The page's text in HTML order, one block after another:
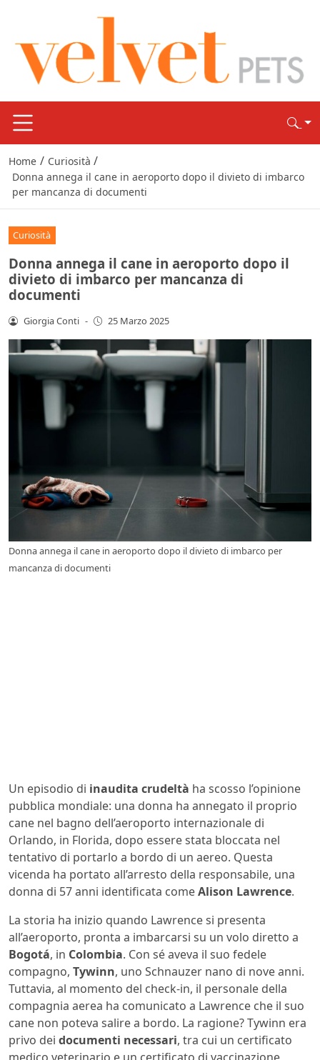
Home / Curiosità /
Donna annega il cane in aeroporto dopo il divieto di imbarco
per mancanza di documenti
Curiosità
Donna annega il cane in aeroporto dopo il
divieto di imbarco per mancanza di
documenti
Giorgia Conti - 25 Marzo 2025
Donna annega il cane in aeroporto dopo il divieto di imbarco per
mancanza di documenti
Un episodio di inaudita crudeltà ha scosso l’opinione
pubblica mondiale: una donna ha annegato il proprio
cane nel bagno dell’aeroporto internazionale di
Orlando, in Florida, dopo essere stata bloccata nel
tentativo di portarlo a bordo di un aereo. Questa
vicenda ha portato all’arresto della responsabile, una
donna di 57 anni identificata comeAlison Lawrence.
La storia ha inizio quando Lawrence si presenta
all’aeroporto, pronta a imbarcarsi su un volo diretto a
Bogotá, in Colombia. Con sé aveva il suo fedele
compagno, Tywinn, uno Schnauzer nano di nove anni.
Tuttavia, al momento del check-in, il personale della
compagnia aerea ha comunicato a Lawrence che il suo
cane non poteva salire a bordo. La ragione? Tywinn era
privo dei documenti necessari, tra cui un certificato